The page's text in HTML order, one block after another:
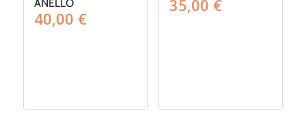
ANELLO
40,00 €
35,00 €